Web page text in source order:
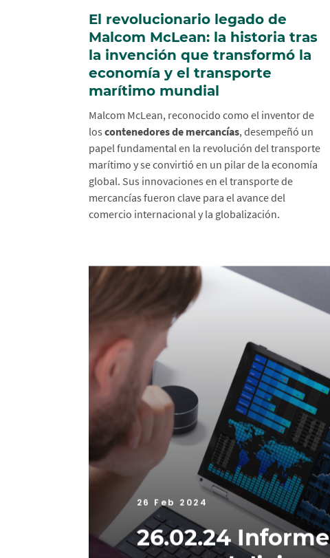
El revolucionario legado de
Malcom McLean: la historia tras
la invención que transformó la
economía y el transporte
marítimo mundial
Malcom McLean, reconocido como el inventor de
los contenedores de mercancías, desempeñó un
papel fundamental en la revolución del transporte
marítimo y se convirtió en un pilar de la economía
global. Sus innovaciones en el transporte de
mercancías fueron clave para el avance del
comercio internacional y la globalización.
26 Feb 2024
26.02.24 Informe